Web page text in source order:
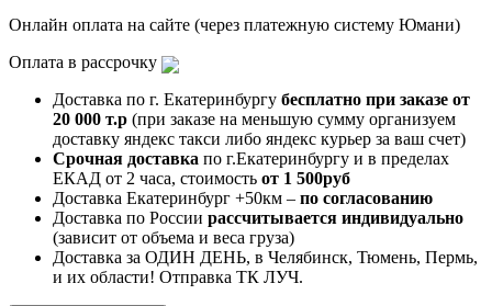
Онлайн оплата на сайте (через платежную систему Юмани)
Оплата в рассрочку
Доставка по г. Екатеринбургу бесплатно при заказе от
20 000 т.р (при заказе на меньшую сумму организуем
доставку яндекс такси либо яндекс курьер за ваш счет)
Срочная доставка по г.Екатеринбургу и в пределах
ЕКАД от 2 часа, стоимость от 1 500руб
Доставка Екатеринбург +50км – по согласованию
Доставка по России рассчитывается индивидуально
(зависит от объема и веса груза)
Доставка за ОДИН ДЕНЬ, в Челябинск, Тюмень, Пермь,
и их области! Отправка ТК ЛУЧ.